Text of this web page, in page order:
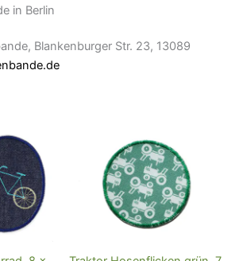
in Berlin
Blankenburger Str. 23, 13089